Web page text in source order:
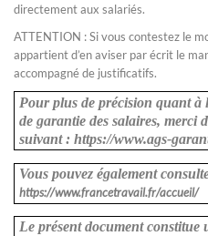
directement aux salariés.
ATTENTION : Si vous contestez le
appartient d’en aviser par écrit le
accompagné de justificatifs.
Pour plus de précision quant
de garantie des salaires, merci
suivant : https://www.ags-
Vous pouvez également
https://www.francetravail.fr/accueil/
Le présent document